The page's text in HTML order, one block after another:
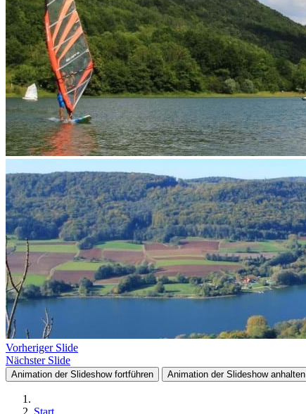
Vorheriger Slide
Nächster Slide
Animation der Slideshow fortführen Animation der Slideshow anhalten
Start